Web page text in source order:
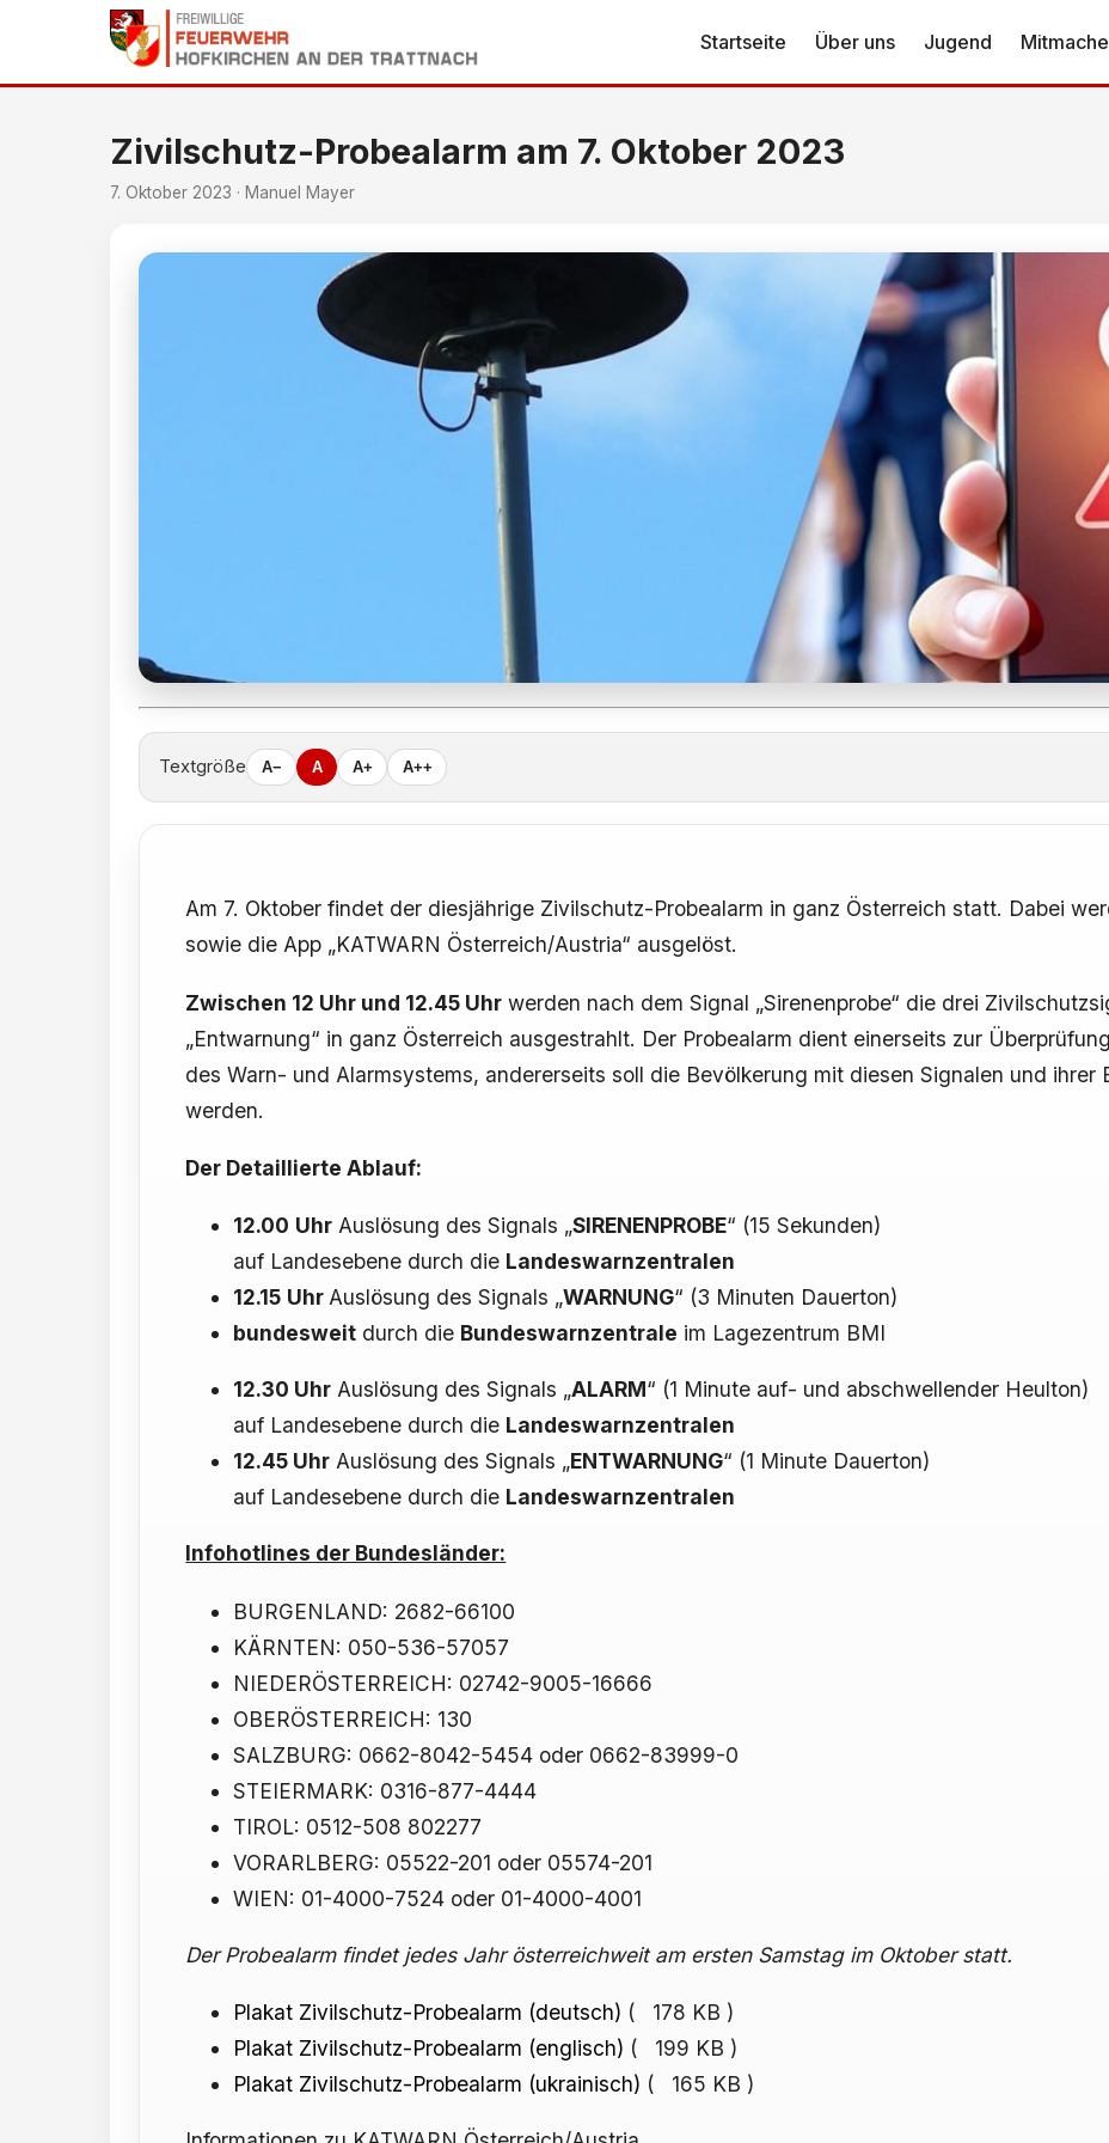
Startseite Über uns Jugend
Zivilschutz-Probealarm am 7. Oktober 2023
7. Oktober 2023 · Manuel Mayer
Textgröße A− A A+ A++
Am 7. Oktober findet der diesjährige Zivilschutz-Probealarm in ganz Österreich statt. Dabei
sowie die App „KATWARN Österreich/Austria“ ausgelöst.
Zwischen 12 Uhr und 12.45 Uhr werden nach dem Signal „Sirenenprobe“ die drei
„Entwarnung“ in ganz Österreich ausgestrahlt. Der Probealarm dient einerseits zur
des Warn- und Alarmsystems, andererseits soll die Bevölkerung mit diesen Signalen und
werden.
Der Detaillierte Ablauf:
12.00 Uhr Auslösung des Signals „SIRENENPROBE“ (15 Sekunden)
auf Landesebene durch die Landeswarnzentralen
12.15 Uhr Auslösung des Signals „WARNUNG“ (3 Minuten Dauerton)
bundesweit durch die Bundeswarnzentrale im Lagezentrum BMI
12.30 Uhr Auslösung des Signals „ALARM“ (1 Minute auf- und abschwellender Heulton)
auf Landesebene durch die Landeswarnzentralen
12.45 Uhr Auslösung des Signals „ENTWARNUNG“ (1 Minute Dauerton)
auf Landesebene durch die Landeswarnzentralen
Infohotlines der Bundesländer:
BURGENLAND: 2682-66100
KÄRNTEN: 050-536-57057
NIEDERÖSTERREICH: 02742-9005-16666
OBERÖSTERREICH: 130
SALZBURG: 0662-8042-5454 oder 0662-83999-0
STEIERMARK: 0316-877-4444
TIROL: 0512-508 802277
VORARLBERG: 05522-201 oder 05574-201
WIEN: 01-4000-7524 oder 01-4000-4001
Der Probealarm findet jedes Jahr österreichweit am ersten Samstag im Oktober statt.
Plakat Zivilschutz-Probealarm (deutsch) ( 178 KB )
Plakat Zivilschutz-Probealarm (englisch) ( 199 KB )
Plakat Zivilschutz-Probealarm (ukrainisch) ( 165 KB )